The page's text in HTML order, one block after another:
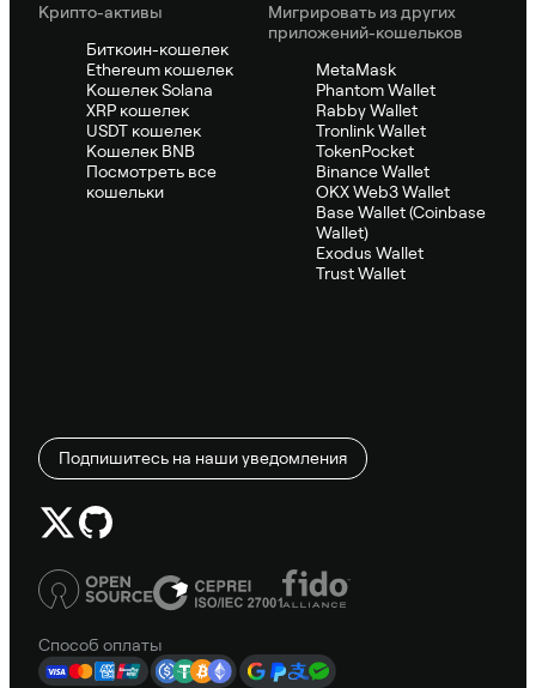
Крипто-активы
Биткоин-кошелек
Ethereum кошелек
Кошелек Solana
XRP кошелек
USDT кошелек
Кошелек BNB
Посмотреть все
кошельки
Мигрировать из других
приложений-кошельков
MetaMask
Phantom Wallet
Rabby Wallet
Tronlink Wallet
TokenPocket
Binance Wallet
OKX Web3 Wallet
Base Wallet (Coinbase
Wallet)
Exodus Wallet
Trust Wallet
Подпишитесь на наши уведомления
Способ оплаты